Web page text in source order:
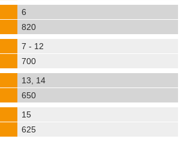
6
820
7 - 12
700
13, 14
650
15
625